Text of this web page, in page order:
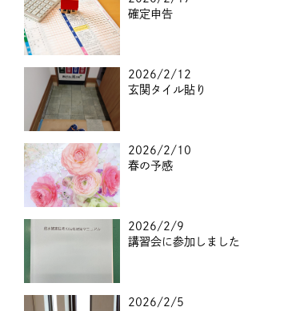
確定申告
2026/2/12
玄関タイル貼り
2026/2/10
春の予感
2026/2/9
講習会に参加しました
2026/2/5